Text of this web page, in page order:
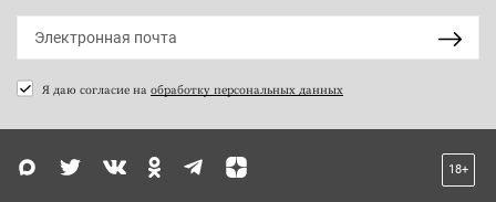
Я даю согласие на обработку персональных данных
18+